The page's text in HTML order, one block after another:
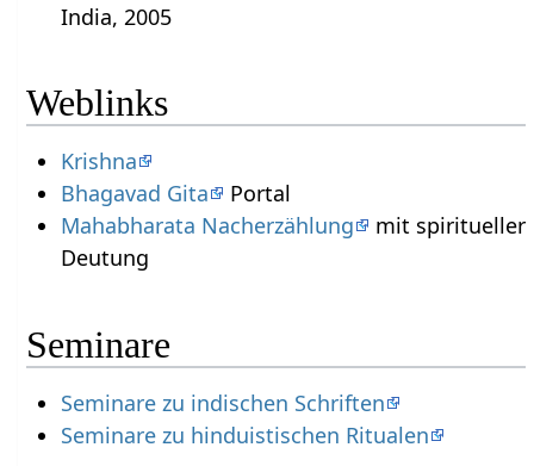
India, 2005
Weblinks
Krishna
Bhagavad Gita
Portal
Mahabharata Nacherzählung
mit spiritueller
Deutung
Seminare
Seminare zu indischen Schriften
Seminare zu hinduistischen Ritualen